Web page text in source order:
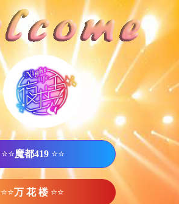
⭐⭐魔都419 ⭐⭐
⭐⭐万 花 楼 ⭐⭐